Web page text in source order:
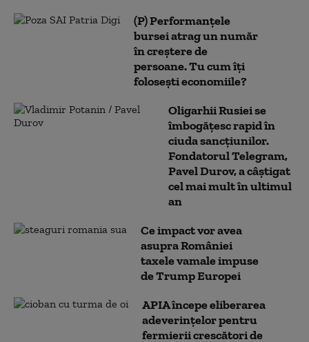
(P) Performanțele
bursei atrag un număr
în creștere de
persoane. Tu cum îți
folosești economiile?
Oligarhii Rusiei se
îmbogățesc rapid în
ciuda sancțiunilor.
Fondatorul Telegram,
Pavel Durov, a câștigat
cel mai mult în ultimul
an
Ce impact vor avea
asupra României
taxele vamale impuse
de Trump Europei
APIA începe eliberarea
adeverinţelor pentru
fermierii crescători de